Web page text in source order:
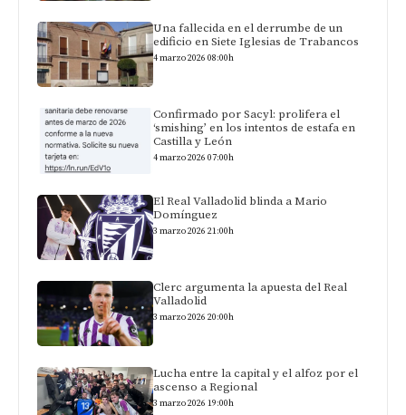
Una fallecida en el derrumbe de un
edificio en Siete Iglesias de Trabancos
4 marzo 2026 08:00h
Confirmado por Sacyl: prolifera el
‘smishing’ en los intentos de estafa en
Castilla y León
4 marzo 2026 07:00h
El Real Valladolid blinda a Mario
Domínguez
3 marzo 2026 21:00h
Clerc argumenta la apuesta del Real
Valladolid
3 marzo 2026 20:00h
Lucha entre la capital y el alfoz por el
ascenso a Regional
3 marzo 2026 19:00h